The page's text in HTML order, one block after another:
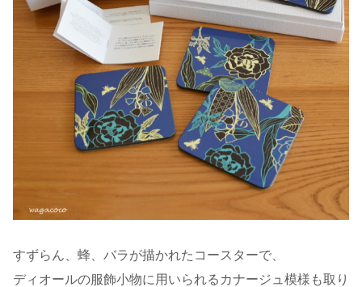
すずらん、蜂、バラが描かれたコースターで、
ディオールの服飾小物に用いられるカナージュ模様も取り